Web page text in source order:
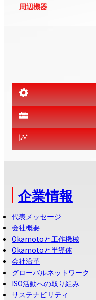
周辺機器
企業情報
代表メッセージ
会社概要
Okamotoと工作機械
Okamotoと半導体
会社沿革
グローバルネットワーク
ISO活動への取り組み
サステナビリティ